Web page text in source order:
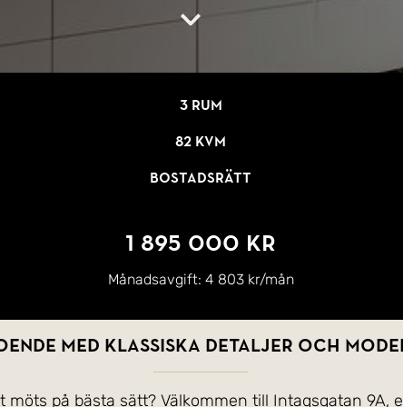
3 rum
82 kvm
Bostadsrätt
1 895 000 kr
Månadsavgift: 4 803 kr/mån
med klassiska detaljer och
på bästa sätt? Välkommen till Intagsgatan